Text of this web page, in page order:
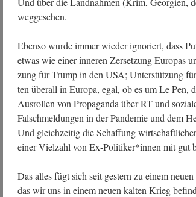
weggesehen.
Eben­so wur­de immer wie­der igno­riert, dass
etwas wie einer inne­ren Zer­set­zung Euro­pas
zung für Trump in den USA; Unter­stüt­zung
ten über­all in Euro­pa, egal, ob es um Le
Aus­rol­len von Pro­pa­gan­da über RT und
Falsch­mel­dun­gen in der Pan­de­mie und dem
Und gleich­zei­tig die Schaf­fung
einer Viel­zahl von Ex-Politiker*innen mit gut
Das alles fügt sich seit ges­tern zu einem
das wir uns in einem neu­en kal­ten Krieg